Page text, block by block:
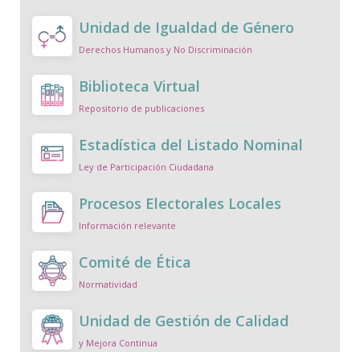
Unidad de Igualdad de Género
Derechos Humanos y No Discriminación
Biblioteca Virtual
Repositorio de publicaciones
Estadística del Listado Nominal
Ley de Participación Ciudadana
Procesos Electorales Locales
Información relevante
Comité de Ética
Normatividad
Unidad de Gestión de Calidad
y Mejora Continua